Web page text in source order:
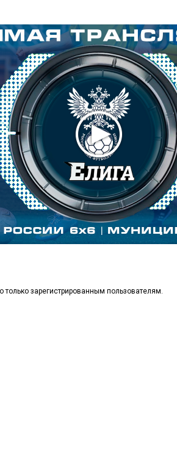
только зарегистрированным пользователям.